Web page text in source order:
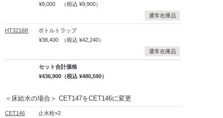
¥9,000
（税込 ¥9,900）
通常在庫品
HT3216R
ボトルトラップ
¥38,400
（税込 ¥42,240）
通常在庫品
セット合計価格
¥436,900 （税込 ¥480,590）
＜床給水の場合＞ CET147をCET146に変更
CET146 止水栓×2